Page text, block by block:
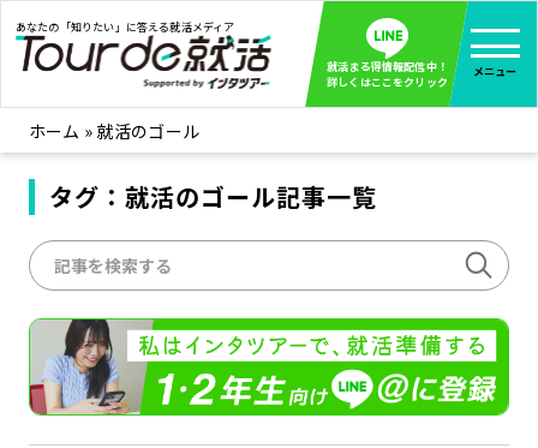
あなたの「知りたい」に答える就活メディア
就活まる得情報配信中！
詳しくはここをクリック
メニュー
就活ノウハウ 全て見る
企業まる見え！特捜部
みんなが知らない企業の裏側を徹底調査！
インタツアー活動レポ 全て見る
インタツアーを使ってどうだった？OBOG成功談
社会人インタビュー 全て見る
社会人になった今、就活を振り返ってみた
学生就活ブログ 全て見る
ホーム » 就活のゴール
タグ：就活のゴール記事一覧